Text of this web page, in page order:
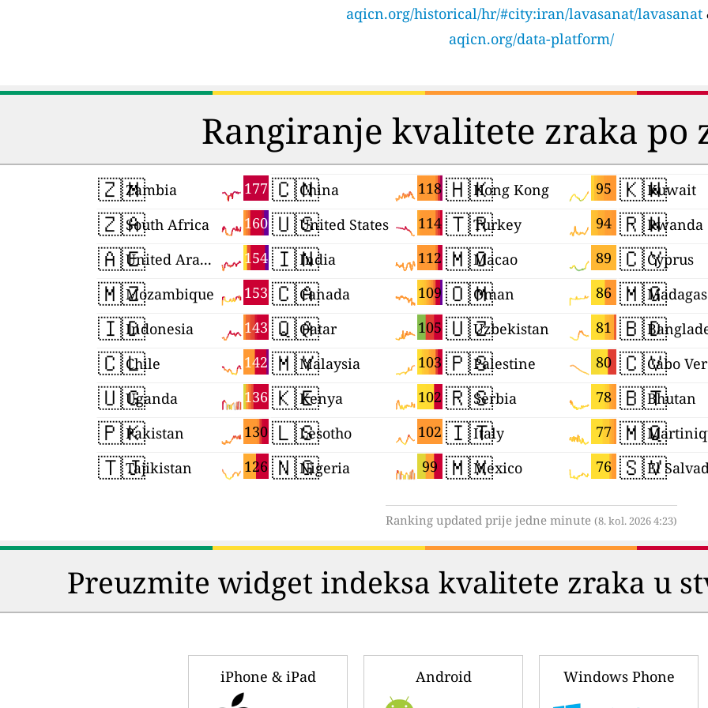
aqicn.org/historical/hr/#city:iran/lavasanat/lavasanat
aqicn.org/data-platform/
Rangiranje kvalitete zraka po
🇿🇲 177
Zambia
🇿🇦 160
South Africa
🇦🇪 154
United Arab Emirates
🇲🇿 153
Mozambique
🇮🇩 143
Indonesia
🇨🇱 142
Chile
🇺🇬 136
Uganda
🇵🇰 130
Pakistan
🇹🇯 126
Tajikistan
🇨🇳 118
China
🇺🇸 114
United States
🇮🇳 112
India
🇨🇦 109
Canada
🇶🇦 105
Qatar
🇲🇾 103
Malaysia
🇰🇪 102
Kenya
🇱🇸 102
Lesotho
🇳🇬 99
Nigeria
🇭🇰 95
Hong Kong
🇹🇷 94
Turkey
🇲🇴 89
Macao
🇴🇲 86
Oman
🇺🇿 81
Uzbekistan
🇵🇸 80
Palestine
🇷🇸 78
Serbia
🇮🇹 77
Italy
🇲🇽 76
Mexico
🇰🇼Kuwait
🇷🇼Rwanda
🇨🇾Cyprus
🇲🇬
🇧🇩
🇨🇻
Cabo
🇧🇹Bhutan
🇲🇶
🇸🇻
El
Ranking updated prije jedne minute (8. kol. 2026 4:23)
Preuzmite widget indeksa kvalitete zraka u
iPhone & iPad Android Windows Phone